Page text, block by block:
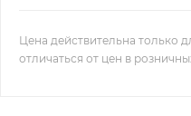
Цена действительна только
отличаться от цен в